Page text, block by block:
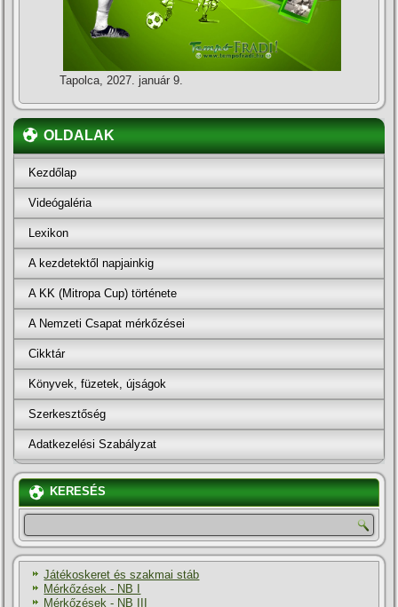
Tapolca, 2027. január 9.
OLDALAK
Kezdőlap
Videógaléria
Lexikon
A kezdetektől napjainkig
A KK (Mitropa Cup) története
A Nemzeti Csapat mérkőzései
Cikktár
Könyvek, füzetek, újságok
Szerkesztőség
Adatkezelési Szabályzat
KERESÉS
Játékoskeret és szakmai stáb
Mérkőzések - NB I
Mérkőzések - NB III